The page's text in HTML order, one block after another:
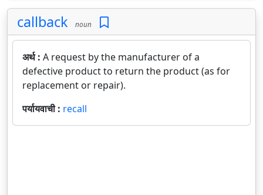
callback noun
अर्थ : A request by the manufacturer of a
defective product to return the product (as for
replacement or repair).
पर्यायवाची : recall